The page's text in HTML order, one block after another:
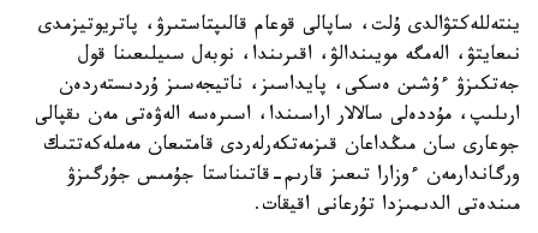
ينتەللەكتۋالدى ۇلت، ساپالى قوعام قالىپتاستىرۋ، پاتريوتيزمدى
نىعايتۋ، الەمگە مويىندالۋ، اقىرىندا، نوبەل سىيلىعىنا قول
جەتكىزۋ ءۇشىن ەسكى، پايداسىز، ناتيجەسىز ۇردىستەردەن
ارىلىپ، مۇددەلى سالالار اراسىندا، اسىرەسە الەۋەتى مەن ىقپالى
جوعارى سان مىڭداعان قىزمەتكەرلەردى قامتىعان مەملەكەتتىك
ورگاندارمەن ءوزارا تىعىز قارىم-قاتىناستا جۇمىس جۇرگىزۋ
مىندەتى الدىمىزدا تۇرعانى اقيقات.